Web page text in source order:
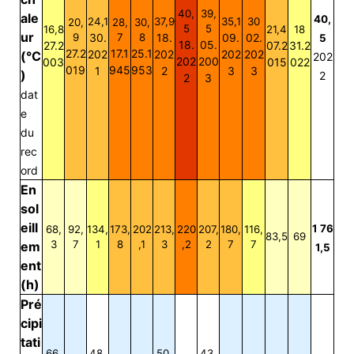
ale
ur
(°C
)
dat
e
du
rec
ord
16,8
27.2
003
20,
9
27.2
019
24,1
30.
202
1
28,
7
17.1
945
30,
8
25.1
953
37,9
18.
202
2
40,
5
18.
202
2
39,
5
05.
200
3
35,1
09.
202
3
30
02.
202
3
21,4
07.2
015
18
31.2
022
40,
5
202
2
En
sol
eill
em
ent
(h)
68,
3
92,
7
134,
1
173,
8
202
,1
213,
3
220
,2
207,
2
180,
7
116,
7
83,5 69
1 76
1,5
Pré
cipi
tati